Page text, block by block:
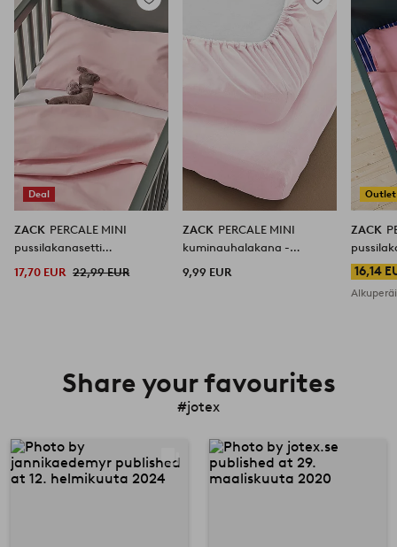
Deal
Lisää
ZACK PERCALE MINI
pussilakanasetti
17,70 EUR 22,99 EUR
Lisää
suosikkeihin
ZACK PERCALE MINI
kuminauhalakana -
9,99 EUR
Outlet
ZACK
16,14
Share your favourites
#jotex